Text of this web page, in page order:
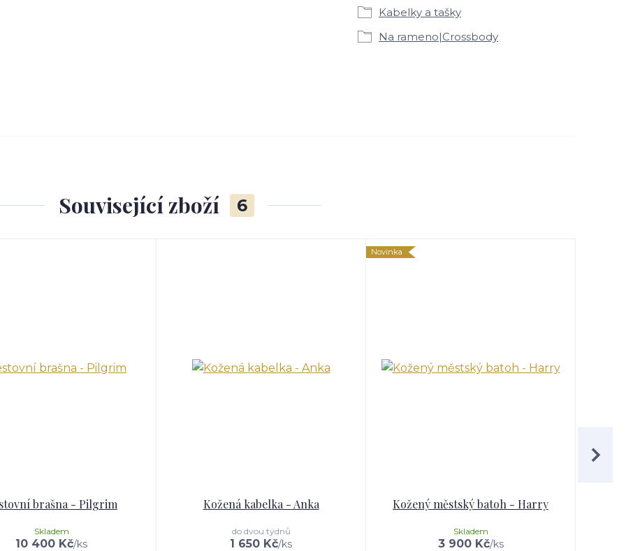
Kabelky a tašky
Na rameno|Crossbody
Související zboží 6
brašna - Pilgrim
10 400 Kč/ks
Skladem
Kožená kabelka - Anka
1 650 Kč/ks
do dvou týdnů
Novinka
Kožený městský batoh - Harry
3 900 Kč/ks
Skladem